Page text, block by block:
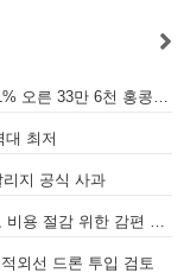
[홍콩사회] 홍콩 대졸자 평균 연봉, 작년보다 2.1% 오른 33만 6천 홍콩달러 기록
대 최저
지 공식 사과
[홍콩뉴스] 캐세이퍼시픽, 연료비 변동 속에서도 비용 절감 위한 감편 계획 없어
외선 드론 투입 검토